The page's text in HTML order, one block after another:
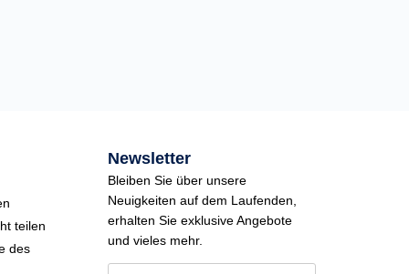
teilen
des
Newsletter
Bleiben Sie über unsere
Neuigkeiten auf dem Laufenden,
erhalten Sie exklusive Angebote
und vieles mehr.
E